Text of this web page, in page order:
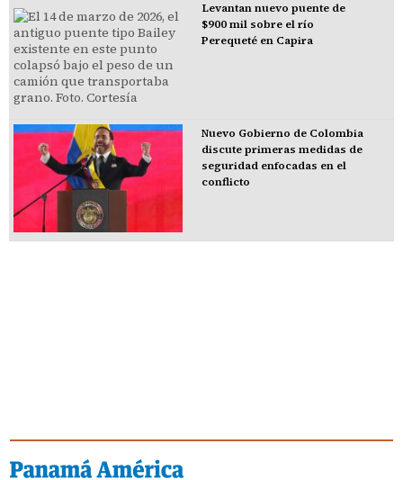
Levantan nuevo puente de
$900 mil sobre el río
Perequeté en Capira
Nuevo Gobierno de Colombia
discute primeras medidas de
seguridad enfocadas en el
conflicto